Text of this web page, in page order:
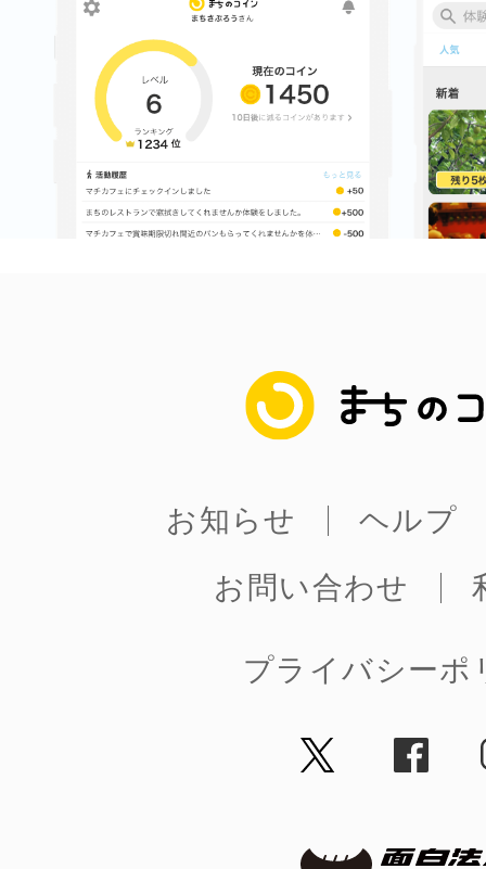
まちのコイン
お知らせ
ヘルプ
お問い合わせ
プライバシーポ